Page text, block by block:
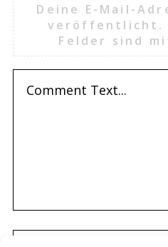
Deine E-Mail-
veröffentlicht.
Felder sind